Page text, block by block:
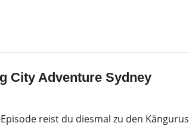
City Adventure Sydney
reist du diesmal zu den Kängurus